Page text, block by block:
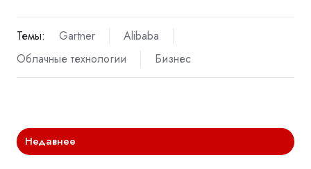
Темы: Gartner
Alibaba
Облачные технологии
Бизнес
Недавнее